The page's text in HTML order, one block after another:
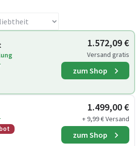
1.572,09 €
Versand gratis
zum Shop
1.499,00 €
+ 9,99 € Versand
zum Shop